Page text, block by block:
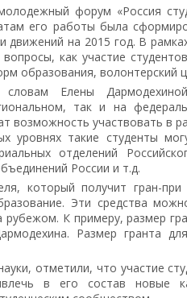
форум «Россия
его работы была
на 2015 год. В
вопросы, как участие
образования, волонтерский
Елены
так и на
возможность участвовать в
уровнях такие студенты
отделений
России и т.д.
который получит гран-
Эти средства
рубежом. К примеру, размер
Размер гранта
отметили, что участие
в его состав новые